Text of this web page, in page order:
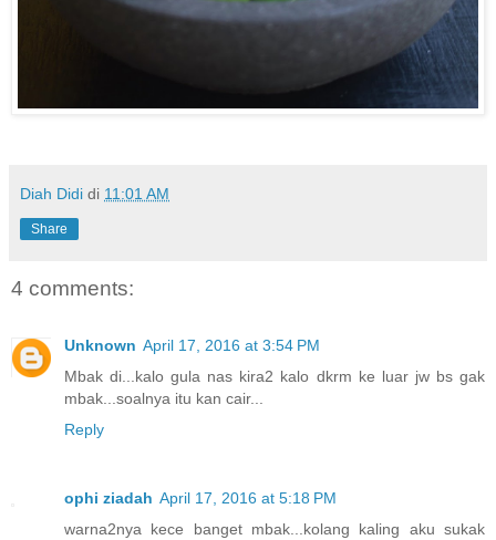
Diah Didi di 11:01 AM
Share
4 comments:
Unknown April 17, 2016 at 3:54 PM
Mbak di...kalo gula nas kira2 kalo dkrm ke luar jw bs gak
mbak...soalnya itu kan cair...
Reply
ophi ziadah April 17, 2016 at 5:18 PM
warna2nya kece banget mbak...kolang kaling aku sukak